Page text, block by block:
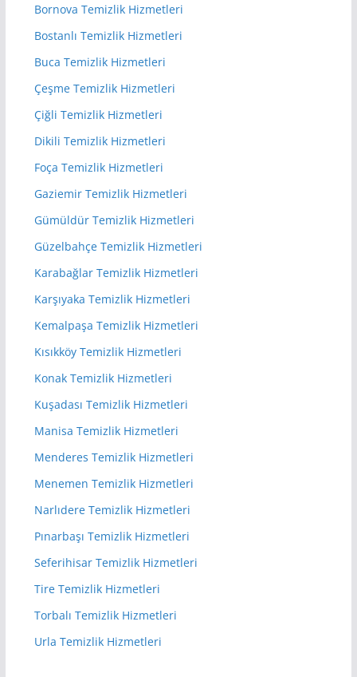
Bornova Temizlik Hizmetleri
Bostanlı Temizlik Hizmetleri
Buca Temizlik Hizmetleri
Çeşme Temizlik Hizmetleri
Çiğli Temizlik Hizmetleri
Dikili Temizlik Hizmetleri
Foça Temizlik Hizmetleri
Gaziemir Temizlik Hizmetleri
Gümüldür Temizlik Hizmetleri
Güzelbahçe Temizlik Hizmetleri
Karabağlar Temizlik Hizmetleri
Karşıyaka Temizlik Hizmetleri
Kemalpaşa Temizlik Hizmetleri
Kısıkköy Temizlik Hizmetleri
Konak Temizlik Hizmetleri
Kuşadası Temizlik Hizmetleri
Manisa Temizlik Hizmetleri
Menderes Temizlik Hizmetleri
Menemen Temizlik Hizmetleri
Narlıdere Temizlik Hizmetleri
Pınarbaşı Temizlik Hizmetleri
Seferihisar Temizlik Hizmetleri
Tire Temizlik Hizmetleri
Torbalı Temizlik Hizmetleri
Urla Temizlik Hizmetleri